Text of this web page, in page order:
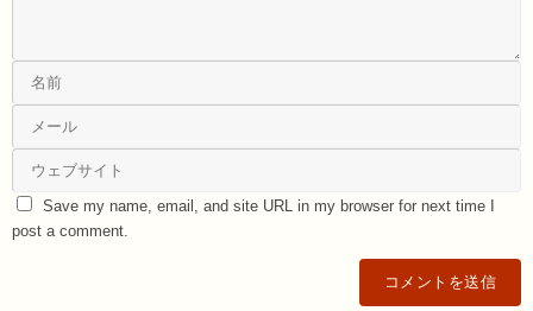
Save my name, email, and site URL in my browser for next time I
post a comment.